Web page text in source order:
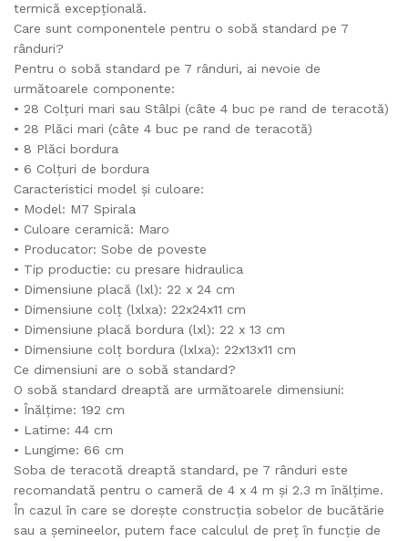
termică excepțională.
Care sunt componentele pentru o sobă standard pe 7
rânduri?
Pentru o sobă standard pe 7 rânduri, ai nevoie de
următoarele componente:
• 28 Colțuri mari sau Stâlpi (câte 4 buc pe rand de teracotă)
• 28 Plăci mari (câte 4 buc pe rand de teracotă)
• 8 Plăci bordura
• 6 Colțuri de bordura
Caracteristici model și culoare:
• Model: M7 Spirala
• Culoare ceramică: Maro
• Producator: Sobe de poveste
• Tip productie: cu presare hidraulica
• Dimensiune placă (lxl): 22 x 24 cm
• Dimensiune colț (lxlxa): 22x24x11 cm
• Dimensiune placă bordura (lxl): 22 x 13 cm
• Dimensiune colț bordura (lxlxa): 22x13x11 cm
Ce dimensiuni are o sobă standard?
O sobă standard dreaptă are următoarele dimensiuni:
• Înălțime: 192 cm
• Latime: 44 cm
• Lungime: 66 cm
Soba de teracotă dreaptă standard, pe 7 rânduri este
recomandată pentru o cameră de 4 x 4 m și 2.3 m înălțime.
În cazul în care se dorește construcția sobelor de bucătărie
sau a șemineelor, putem face calculul de preț în funcție de